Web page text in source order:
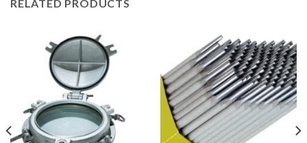
RELATED PRODUCTS